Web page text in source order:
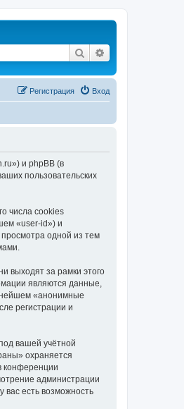
Поиск
Вход
Регистрация
и phpBB (в
пользовательских
числа cookies
«user-id») и
одной из тем
выходят за рамки этого
являются данные,
«анонимные
регистрации и
вашей учётной
охраняется
конференции
администрации
есть возможность